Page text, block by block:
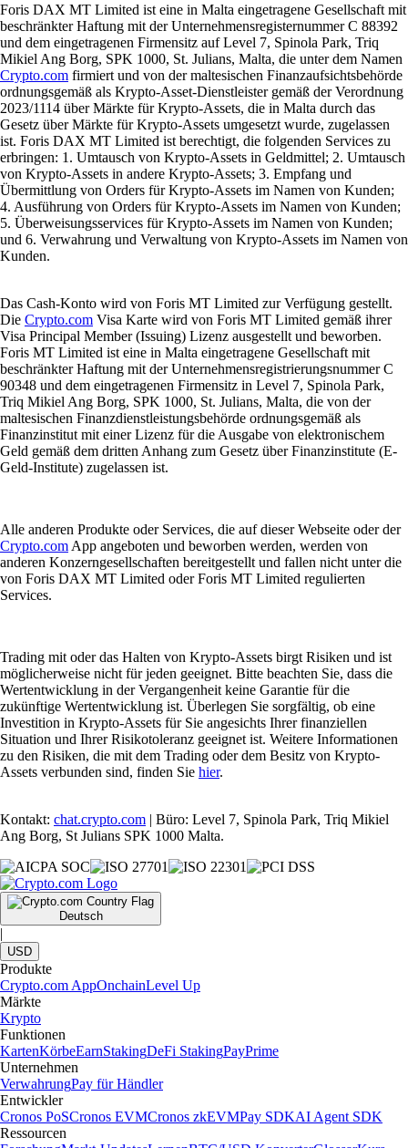
Foris DAX MT Limited ist eine in Malta eingetragene Gesellschaft mit
beschränkter Haftung mit der Unternehmensregisternummer C 88392
und dem eingetragenen Firmensitz auf Level 7, Spinola Park, Triq
Mikiel Ang Borg, SPK 1000, St. Julians, Malta, die unter dem Namen
Crypto.com firmiert und von der maltesischen Finanzaufsichtsbehörde
ordnungsgemäß als Krypto-Asset-Dienstleister gemäß der Verordnung
2023/1114 über Märkte für Krypto-Assets, die in Malta durch das
Gesetz über Märkte für Krypto-Assets umgesetzt wurde, zugelassen
ist. Foris DAX MT Limited ist berechtigt, die folgenden Services zu
erbringen: 1. Umtausch von Krypto-Assets in Geldmittel; 2. Umtausch
von Krypto-Assets in andere Krypto-Assets; 3. Empfang und
Übermittlung von Orders für Krypto-Assets im Namen von Kunden;
4. Ausführung von Orders für Krypto-Assets im Namen von Kunden;
5. Überweisungsservices für Krypto-Assets im Namen von Kunden;
und 6. Verwahrung und Verwaltung von Krypto-Assets im Namen von
Kunden.
Das Cash-Konto wird von Foris MT Limited zur Verfügung gestellt.
Die Crypto.com Visa Karte wird von Foris MT Limited gemäß ihrer
Visa Principal Member (Issuing) Lizenz ausgestellt und beworben.
Foris MT Limited ist eine in Malta eingetragene Gesellschaft mit
beschränkter Haftung mit der Unternehmensregistrierungsnummer C
90348 und dem eingetragenen Firmensitz in Level 7, Spinola Park,
Triq Mikiel Ang Borg, SPK 1000, St. Julians, Malta, die von der
maltesischen Finanzdienstleistungsbehörde ordnungsgemäß als
Finanzinstitut mit einer Lizenz für die Ausgabe von elektronischem
Geld gemäß dem dritten Anhang zum Gesetz über Finanzinstitute (E-
Geld-Institute) zugelassen ist.
Alle anderen Produkte oder Services, die auf dieser Webseite oder der
Crypto.com App angeboten und beworben werden, werden von
anderen Konzerngesellschaften bereitgestellt und fallen nicht unter die
von Foris DAX MT Limited oder Foris MT Limited regulierten
Services.
Trading mit oder das Halten von Krypto-Assets birgt Risiken und ist
möglicherweise nicht für jeden geeignet. Bitte beachten Sie, dass die
Wertentwicklung in der Vergangenheit keine Garantie für die
zukünftige Wertentwicklung ist. Überlegen Sie sorgfältig, ob eine
Investition in Krypto-Assets für Sie angesichts Ihrer finanziellen
Situation und Ihrer Risikotoleranz geeignet ist. Weitere Informationen
zu den Risiken, die mit dem Trading oder dem Besitz von Krypto-
Assets verbunden sind, finden Sie hier.
Kontakt: chat.crypto.com | Büro: Level 7, Spinola Park, Triq Mikiel
Ang Borg, St Julians SPK 1000 Malta.
Deutsch
|
USD
Produkte
Crypto.com AppOnchainLevel Up
Märkte
Krypto
Funktionen
KartenKörbeEarnStakingDeFi StakingPayPrime
Unternehmen
VerwahrungPay für Händler
Entwickler
Cronos PoSCronos EVMCronos zkEVMPay SDKAI Agent SDK
Ressourcen